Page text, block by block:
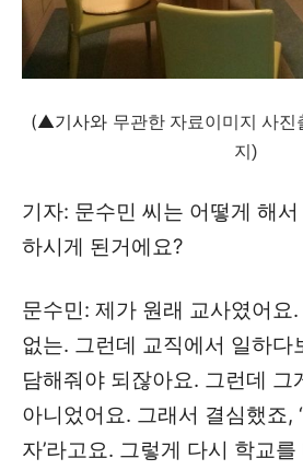
(▲기사와 무관한 자료이미지 사진
지)
기자: 문수민 씨는 어떻게 해
하시게 된거에요?
문수민: 제가 원래 교사였어요
없는. 그런데 교직에서 일하다
담해줘야 되잖아요. 그런데 그
아니었어요. 그래서 결심했죠,
자’라고요. 그렇게 다시 학교